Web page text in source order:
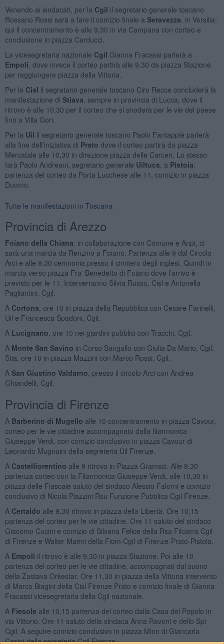
Venendo ai sindacati, per la Cgil il segretario generale toscano
Rossano Rossi sarà a fare il comizio finale a Seravezza , in Versilia:
qui il concentramento è alle 9,30 in via Campana con corteo e
conclusione in piazza Carducci.
La vicesegretaria nazionale Cgil Gianna Fracassi parlerà a
Empoli , dove invece il corteo partirà alle 9,30 da piazza Stazione
per raggiungere piazza della Vittoria.
Per la Cisl il segretario generale toscano Ciro Recce concluderà la
manifestazione di Stiava , sempre in provincia di Lucca, dove il
ritrovo è alle 10,30 per il corteo che si snoderà per le vie del paese
fino a Villa Gori.
Per la Uil il segretario generale toscano Paolo Fantappiè parlerà
alla fine dell’iniziativa di Prato dove il corteo partirà da piazza
Mercatale alle 10,30 in direzione piazza delle Carceri. Lo stesso
farà Paolo Andreani, segretario generale Uiltucs , a Pistoia:
partenza del corteo da Porta Lucchese alle 11, comizio in piazza
Duomo.
Tutte le manifestazioni in Toscana
Provincia di Arezzo
Foiano della Chiana: in collaborazione con Comune e Anpi, ci
sarà una marcia da Renzino a Foiano. Partenza alle 9 dal Circolo
Arci e alle 9,30 cerimonia presso il cimitero degli inglesi. Quindi in
marcia verso piazza Fra' Benedetto di Foiano dove l’arrivo è
previsto per le 11. Interverranno Silvia Russo, Cisl e Antonella
Pagliantini, Cgil.
A Cortona , ore 10 in piazza della Repubblica con Cesare Farinelli,
Uil e Francesca Spadoni, Cgil.
A Lucignano , ore 10 nei giardini pubblici con Tracchi, Cgil.
AMonte San Savino in Corso Sangallo con Giulia Da Mario, Cgil.
Stia, ore 10 in piazza Mazzini con Marco Rossi, Cgil.
A San Giustino Valdarno , presso il circolo Arci con Andrea
Ghiandelli, Cgil.
Provincia di Firenze
A Barberino di Mugello alle 10 concentramento in piazza Cavour,
corteo per le vie cittadine accompagnato dalla filarmonica
Giuseppe Verdi, con comizio conclusivo in piazza Cavour di
Leonardo Mugnaini della segreteria Uil Firenze.
A Castelfiorentino alle 9 ritrovo in Piazza Gramsci. Alle 9,30
partenza corteo con la Filarmonica Giuseppe Verdi, alle 10,30 in
piazza delle Fiascaie saluto del sindaco Alessio Falorni e comizio
conclusivo di Nicola Piazzini Rsu Funzione Pubblica Cgil Firenze.
A Certaldo alle 9,30 ritrovo in piazza della Libertà. Ore 10,15
partenza del corteo per le vie cittadine. Ore 11 saluto del sindaco
Giacomo Cucini e comizio di Silvana Felice della Rsa Filcams Cgil
di Firenze e Walter Marini della Fiom Cgil di Firenze-Prato-Pistoia.
A Empoli il ritrovo è alle 9,30 in piazza Stazione. Poi alle 10
partenza del corteo per le vie cittadine, accompagnati dal suono
della Zastava Orkestar. Ore 11,30 in piazza della Vittoria intervento
di Marco Biagini della Cisl Firenze Prato e comizio finale di Gianna
Fracassi vicesegretaria della Cgil nazionale.
A Fiesole alle 10,15 partenza del corteo dalla Casa del Popolo in
via Vittorio. Ore 11 saluto della sindaca Anna Ravoni e dello Spi
Cgil. A seguire comizio conclusivo in piazza Mino di Giancarla
Casini della segreteria Cgil Firenze.